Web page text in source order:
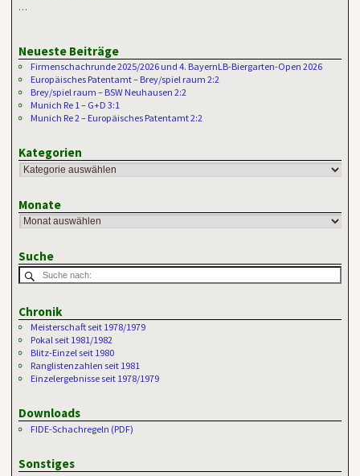
…
Neueste Beiträge
Firmenschachrunde 2025/2026 und 4. BayernLB-Biergarten-Open 2026
Europäisches Patentamt – Brey/spiel raum 2:2
Brey/spiel raum – BSW Neuhausen 2:2
Munich Re 1 – G+D 3:1
Munich Re 2 – Europäisches Patentamt 2:2
Kategorien
Monate
Suche
Chronik
Meisterschaft seit 1978/1979
Pokal seit 1981/1982
Blitz-Einzel seit 1980
Ranglistenzahlen seit 1981
Einzelergebnisse seit 1978/1979
Downloads
FIDE-Schachregeln (PDF)
Sonstiges